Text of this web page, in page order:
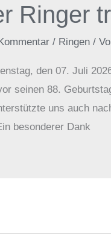
Ringer
/ Ringen /
den 07. Juli
seinen 88.
uns auch
besonderer Dank